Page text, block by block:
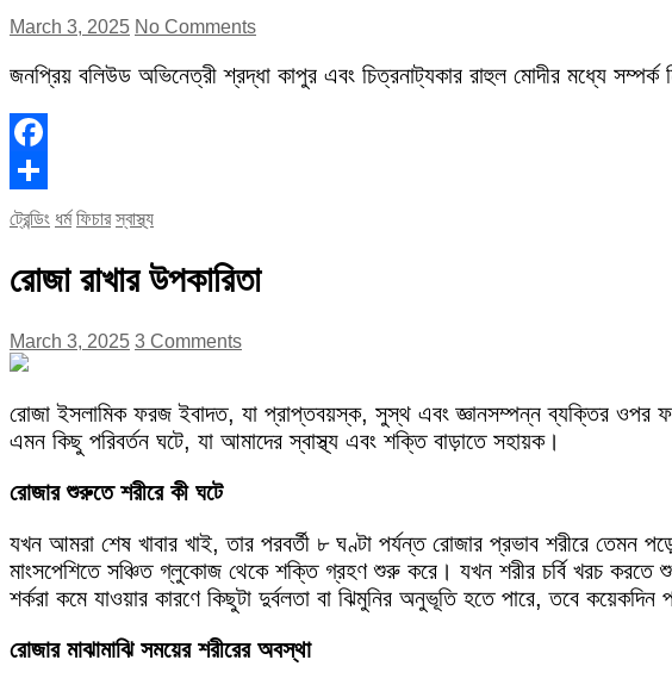
March 3, 2025 No Comments
জনপ্রিয় বলিউড অভিনেত্রী শ্রদ্ধা কাপুর এবং চিত্রনাট্যকার রাহুল মোদীর মধ্যে
Facebook
Share
ট্রেন্ডিং ধর্ম ফিচার স্বাস্থ্য
রোজা রাখার উপকারিতা
March 3, 2025 3 Comments
রোজা ইসলামিক ফরজ ইবাদত, যা প্রাপ্তবয়স্ক, সুস্থ এবং জ্ঞানসম্পন্ন ব্যক্তির ওপর
এমন কিছু পরিবর্তন ঘটে, যা আমাদের স্বাস্থ্য এবং শক্তি বাড়াতে সহায়ক।
রোজার শুরুতে শরীরে কী ঘটে
যখন আমরা শেষ খাবার খাই, তার পরবর্তী ৮ ঘণ্টা পর্যন্ত রোজার প্রভাব শরীরে
মাংসপেশিতে সঞ্চিত গ্লুকোজ থেকে শক্তি গ্রহণ শুরু করে। যখন শরীর চর্বি খরচ
শর্করা কমে যাওয়ার কারণে কিছুটা দুর্বলতা বা ঝিমুনির অনুভূতি হতে পারে, তবে
রোজার মাঝামাঝি সময়ের শরীরের অবস্থা